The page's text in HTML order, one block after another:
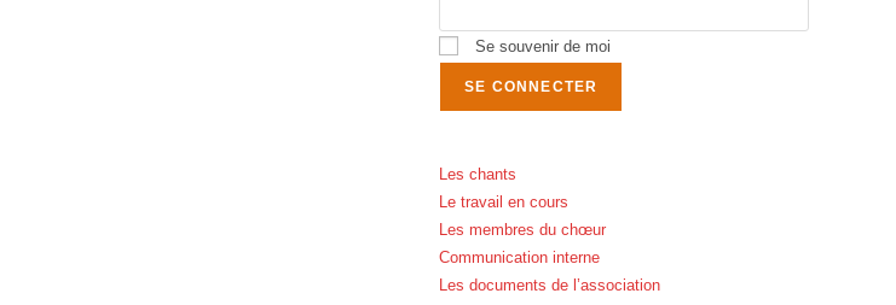
Se souvenir de moi
Les chants
Le travail en cours
Les membres du chœur
Communication interne
Les documents de l’association